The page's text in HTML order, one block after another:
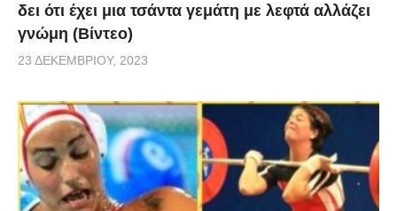
δει ότι έχει μια τσάντα γεμάτη με λεφτά αλλάζει
γνώμη (Βίντεο)
23 ΔΕΚΕΜΒΡΊΟΥ, 2023